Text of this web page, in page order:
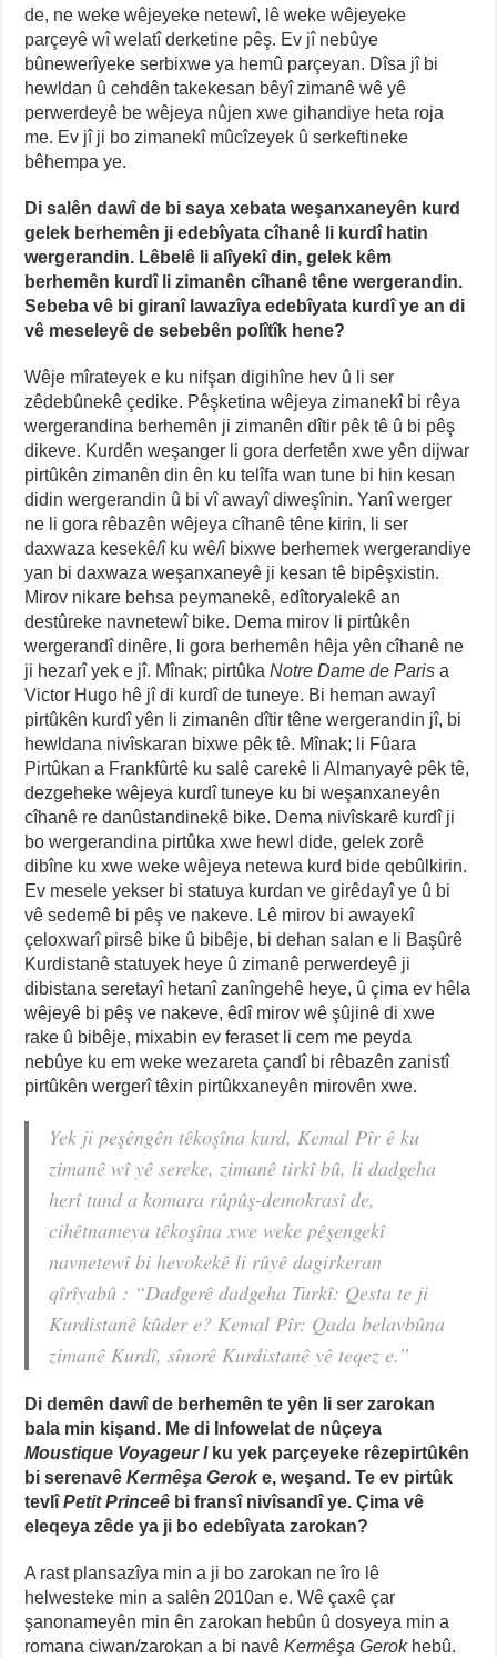
de, ne weke wêjeyeke netewî, lê weke wêjeyeke
parçeyê wî welatî derketine pêş. Ev jî nebûye
bûnewerîyeke serbixwe ya hemû parçeyan. Dîsa jî bi
hewldan û cehdên takekesan bêyî zimanê wê yê
perwerdeyê be wêjeya nûjen xwe gihandiye heta roja
me. Ev jî ji bo zimanekî mûcîzeyek û serkeftineke
bêhempa ye.
Di salên dawî de bi saya xebata weşanxaneyên kurd
gelek berhemên ji edebîyata cîhanê li kurdî hatin
wergerandin. Lêbelê li alîyekî din, gelek kêm
berhemên kurdî li zimanên cîhanê têne wergerandin.
Sebeba vê bi giranî lawazîya edebîyata kurdî ye an di
vê meseleyê de sebebên polîtîk hene?
Wêje mîrateyek e ku nifşan digihîne hev û li ser
zêdebûnekê çedike. Pêşketina wêjeya zimanekî bi rêya
wergerandina berhemên ji zimanên dîtir pêk tê û bi pêş
dikeve. Kurdên weşanger li gora derfetên xwe yên dijwar
pirtûkên zimanên din ên ku telîfa wan tune bi hin kesan
didin wergerandin û bi vî awayî diweşînin. Yanî werger
ne li gora rêbazên wêjeya cîhanê têne kirin, li ser
daxwaza kesekê/î ku wê/î bixwe berhemek wergerandiye
yan bi daxwaza weşanxaneyê ji kesan tê bipêşxistin.
Mirov nikare behsa peymanekê, edîtoryalekê an
destûreke navnetewî bike. Dema mirov li pirtûkên
wergerandî dinêre, li gora berhemên hêja yên cîhanê ne
ji hezarî yek e jî. Mînak; pirtûkaNotre Dame de Paris a
Victor Hugo hê jî di kurdî de tuneye. Bi heman awayî
pirtûkên kurdî yên li zimanên dîtir têne wergerandin jî, bi
hewldana nivîskaran bixwe pêk tê. Mînak; li Fûara
Pirtûkan a Frankfûrtê ku salê carekê li Almanyayê pêk tê,
dezgeheke wêjeya kurdî tuneye ku bi weşanxaneyên
cîhanê re danûstandinekê bike. Dema nivîskarê kurdî ji
bo wergerandina pirtûka xwe hewl dide, gelek zorê
dibîne ku xwe weke wêjeya netewa kurd bide qebûlkirin.
Ev mesele yekser bi statuya kurdan ve girêdayî ye û bi
vê sedemê bi pêş ve nakeve. Lê mirov bi awayekî
çeloxwarî pirsê bike û bibêje, bi dehan salan e li Başûrê
Kurdistanê statuyek heye û zimanê perwerdeyê ji
dibistana seretayî hetanî zanîngehê heye, û çima ev hêla
wêjeyê bi pêş ve nakeve, êdî mirov wê şûjinê di xwe
rake û bibêje, mixabin ev feraset li cem me peyda
nebûye ku em weke wezareta çandî bi rêbazên zanistî
pirtûkên wergerî têxin pirtûkxaneyên mirovên xwe.
Yek ji peşêngên têkoşîna kurd, Kemal Pîr ê ku
zimanê wî yê sereke, zimanê tirkî bû, li dadgeha
herî tund a komara rûpûş-demokrasî de,
cihêtnameya têkoşîna xwe weke pêşengekî
navnetewî bi hevokekê li rûyê dagirkeran
qîrîyabû : “Dadgerê dadgeha Turkî: Qesta te ji
Kurdistanê kûder e? Kemal Pîr: Qada belavbûna
zimanê Kurdî, sînorê Kurdistanê yê teqez e.”
Di demên dawî de berhemên te yên li ser zarokan
bala min kişand. Me di Infowelat de nûçeya
Moustique Voyageur Iku yek parçeyeke rêzepirtûkên
bi serenavêKermêşa Geroke, weşand. Te ev pirtûk
tevlîPetit Princeê bi fransî nivîsandî ye. Çima vê
eleqeya zêde ya ji bo edebîyata zarokan?
A rast plansazîya min a ji bo zarokan ne îro lê
helwesteke min a salên 2010an e. Wê çaxê çar
şanonameyên min ên zarokan hebûn û dosyeya min a
romana ciwan/zarokan a bi navêKermêşa Gerokhebû.